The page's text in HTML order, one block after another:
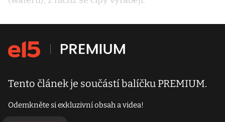
Tento článek je součástí balíčku PREMIUM.
Odemkněte si exkluzivní obsah a videa!